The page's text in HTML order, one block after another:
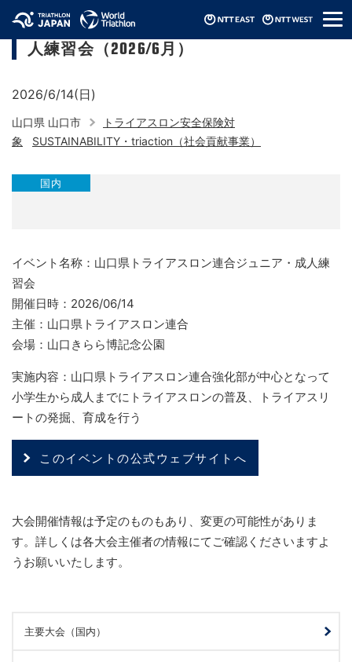
メ
ニ
山口県トライアスロン連合ジュニア・成
人練習会（2026/6月）
2026/6/14(日)
山口県 山口市
トライアスロン安全保険対
象
SUSTAINABILITY・triaction（社会貢献事業）
国内
イベント名称：山口県トライアスロン連合ジュニア・成人練
習会
開催日時：2026/06/14
主催：山口県トライアスロン連合
会場：山口きらら博記念公園
実施内容：山口県トライアスロン連合強化部が中心となって
小学生から成人までにトライアスロンの普及、トライアスリ
ートの発掘、育成を行う
このイベントの公式ウェブサイトへ
大会開催情報は予定のものもあり、変更の可能性がありま
す。詳しくは各大会主催者の情報にてご確認くださいますよ
うお願いいたします。
主要大会（国内）